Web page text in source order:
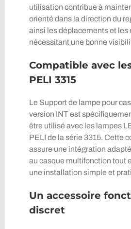
utilisation contribue à
orienté dans la direction du
ainsi les déplacements et les
nécessitant une bonne
Compatible avec
PELI 3315
Le Support de lampe pour
version INT est
être utilisé avec les lampes
PELI de la série 3315. Cette
assure une intégration
au casque multifonction tout
une installation simple et
Un accessoire
discret